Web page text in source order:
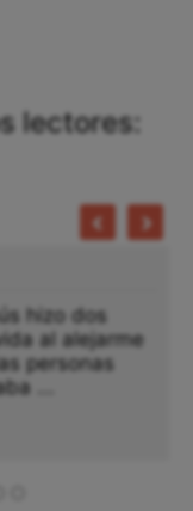
lectores:
hizo dos
al alejarme
personas
...